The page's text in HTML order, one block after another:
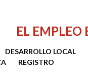
EL EMPLEO
DESARROLLO LOCAL
REGISTRO